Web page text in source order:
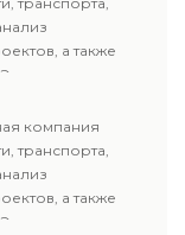
а также
и
для
компания
транспорта,
а также